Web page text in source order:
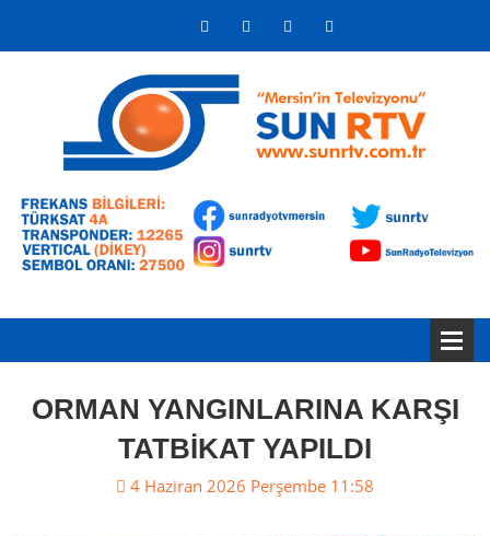
ORMAN YANGINLARINA KARŞI
TATBİKAT YAPILDI
4 Haziran 2026 Perşembe 11:58